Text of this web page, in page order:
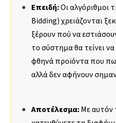
Επειδή:Οι αλγόριθμοι
Bidding) χρειάζονται
ξέρουν πού να
το σύστημα θα τείνει
φθηνά προϊόντα που
αλλά δεν αφήνουν
Αποτέλεσμα:Με αυτόν